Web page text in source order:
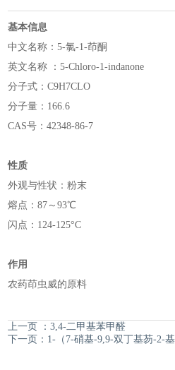
基本信息
中文名称：5-氯-1-茚酮
英文名称 ：5-Chloro-1-indanone
分子式：C9H7CLO
分子量：166.6
CAS号：42348-86-7
性质
外观与性状：粉末
熔点：87～93℃
闪点：124-125°C
作用
农药茚虫威的原料
上一页 ：3,4-二甲基苯甲醛
下一页：1-（7-硝基-9,9-双丁基芴-2-